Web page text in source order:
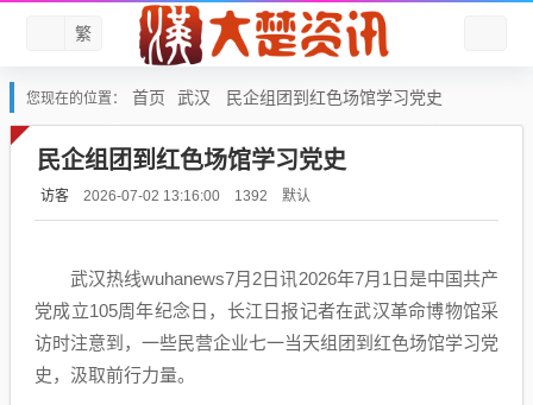
繁
您现在的位置： 首页 武汉 民企组团到红色场馆学习党史
民企组团到红色场馆学习党史
访客 2026-07-02 13:16:00 1392 默认
武汉热线wuhanews7月2日讯2026年7月1日是中国共产
党成立105周年纪念日，长江日报记者在武汉革命博物馆采
访时注意到，一些民营企业七一当天组团到红色场馆学习党
史，汲取前行力量。